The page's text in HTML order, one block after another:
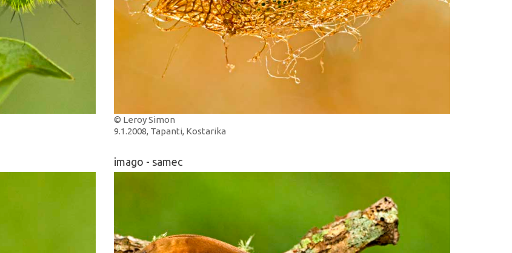
© Leroy Simon
9.1.2008, Tapanti, Kostarika
imago - samec